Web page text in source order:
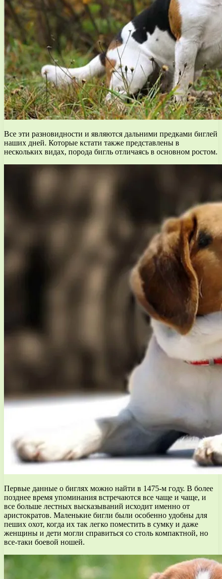
Все эти разновидности и являются дальними предками биглей
наших дней. Которые кстати также представлены в
нескольких видах, порода бигль отличаясь в основном ростом.
Первые данные о биглях можно найти в 1475-м году. В более
позднее время упоминания встречаются все чаще и чаще, и
все больше лестных высказываний исходит именно от
аристократов. Маленькие бигли были особенно удобны для
пеших охот, когда их так легко поместить в сумку и даже
женщины и дети могли справиться со столь компактной, но
все-таки боевой ношей.